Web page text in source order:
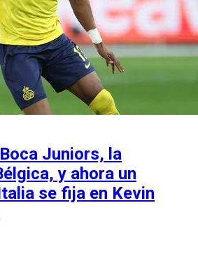
Juniors, la
y ahora un
se fija en Kevin